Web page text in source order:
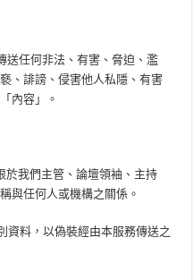
送任何非法、有害、脅迫、濫
、誹謗、侵害他人私隱、有害
內容」。
於我們主管、論壇領袖、主持
與任何人或機構之關係。
資料，以偽裝經由本服務傳送之